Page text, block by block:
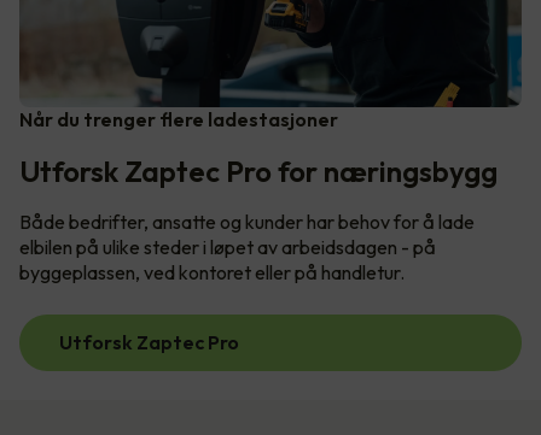
Når du trenger flere ladestasjoner
Utforsk Zaptec Pro for næringsbygg
Både bedrifter, ansatte og kunder har behov for å lade
elbilen på ulike steder i løpet av arbeidsdagen - på
byggeplassen, ved kontoret eller på handletur.
Utforsk Zaptec Pro